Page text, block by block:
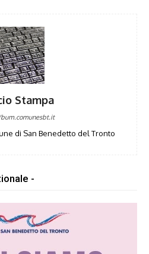
Stampa
di San Benedetto del Tronto
-